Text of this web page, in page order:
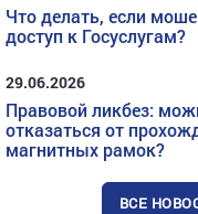
Что делать, если
доступ к Госуслугам?
29.06.2026
Правовой ликбез:
отказаться от
магнитных рамок?
ВСЕ